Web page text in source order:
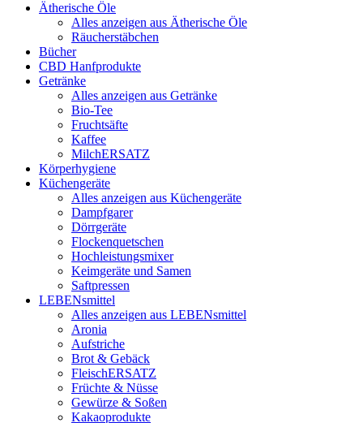
Ätherische Öle
Alles anzeigen aus Ätherische Öle
Räucherstäbchen
Bücher
CBD Hanfprodukte
Getränke
Alles anzeigen aus Getränke
Bio-Tee
Fruchtsäfte
Kaffee
MilchERSATZ
Körperhygiene
Küchengeräte
Alles anzeigen aus Küchengeräte
Dampfgarer
Dörrgeräte
Flockenquetschen
Hochleistungsmixer
Keimgeräte und Samen
Saftpressen
LEBENsmittel
Alles anzeigen aus LEBENsmittel
Aronia
Aufstriche
Brot & Gebäck
FleischERSATZ
Früchte & Nüsse
Gewürze & Soßen
Kakaoprodukte